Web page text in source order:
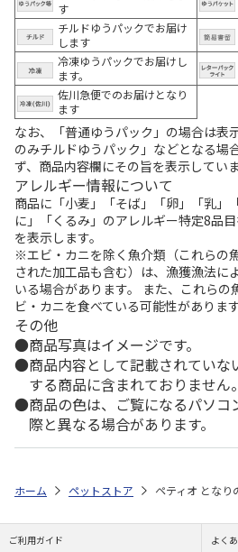
す
チルドゆうパックでお届け
します
冷凍ゆうパックでお届けし
ます。
佐川急便でのお届けとなり
ます
なお、「普通ゆうパック」の場合は表
のみチルドゆうパック」などとなる場
ず、商品内容欄にその旨を表示していま
アレルギー情報について
商品に「小麦」「そば」「卵」「乳」
に」「くるみ」のアレルギー特定8品
を表示します。
※エビ・カニを除く魚介類（これらの
された加工品も含む）は、漁獲漁法に
いる場合があります。 また、これらの
ビ・カニを食べている可能性があります
その他
商品写真はイメージです。
商品内容として記載されてい
する商品に含まれておりません。
商品の色は、ご覧になるパソコ
際と異なる場合があります。
ホーム ペットストア ペティオ となり
ご利用ガイド よく